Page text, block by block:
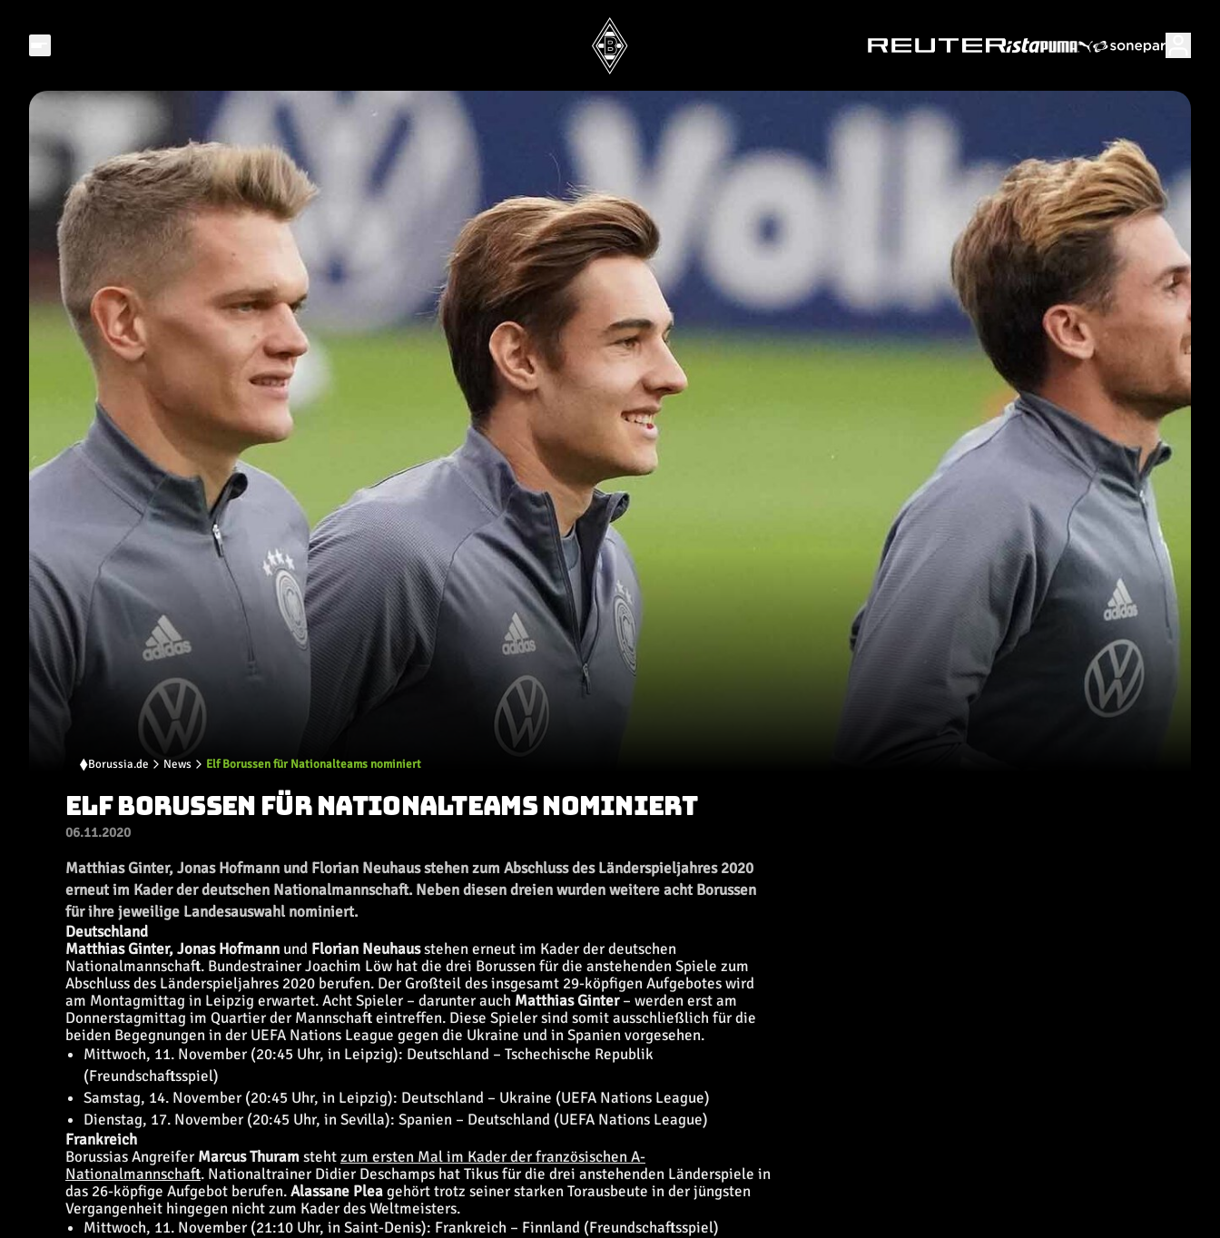
Borussia.de News Elf Borussen für Nationalteams nominiert
ELF BORUSSEN FÜR NATIONALTEAMS NOMINIERT
06.11.2020
Matthias Ginter, Jonas Hofmann und Florian Neuhaus stehen zum Abschluss des Länderspieljahres 2020
erneut im Kader der deutschen Nationalmannschaft. Neben diesen dreien wurden weitere acht Borussen
für ihre jeweilige Landesauswahl nominiert.
Deutschland
Matthias Ginter, Jonas Hofmann und Florian Neuhausstehen erneut im Kader der deutschen
Nationalmannschaft. Bundestrainer Joachim Löw hat die drei Borussen für die anstehenden Spiele zum
Abschluss des Länderspieljahres 2020 berufen. Der Großteil des insgesamt 29-köpfigen Aufgebotes wird
am Montagmittag in Leipzig erwartet. Acht Spieler – darunter auch Matthias Ginter– werden erst am
Donnerstagmittag im Quartier der Mannschaft eintreffen. Diese Spieler sind somit ausschließlich für die
beiden Begegnungen in der UEFA Nations League gegen die Ukraine und in Spanien vorgesehen.
Mittwoch, 11. November (20:45 Uhr, in Leipzig): Deutschland – Tschechische Republik
(Freundschaftsspiel)
Samstag, 14. November (20:45 Uhr, in Leipzig): Deutschland – Ukraine (UEFA Nations League)
Dienstag, 17. November (20:45 Uhr, in Sevilla): Spanien – Deutschland (UEFA Nations League)
Frankreich
Borussias Angreifer Marcus Thuramstehtzum ersten Mal im Kader der französischen A-
Nationalmannschaft. Nationaltrainer Didier Deschamps hat Tikus für die drei anstehenden Länderspiele in
das 26-köpfige Aufgebot berufen.Alassane Pleagehört trotz seiner starken Torausbeute in der jüngsten
Vergangenheit hingegen nicht zum Kader des Weltmeisters.
Mittwoch, 11. November (21:10 Uhr, in Saint-Denis): Frankreich – Finnland (Freundschaftsspiel)